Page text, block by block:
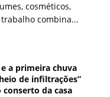
cosméticos,
combina...
a primeira chuva
de infiltrações”
da casa